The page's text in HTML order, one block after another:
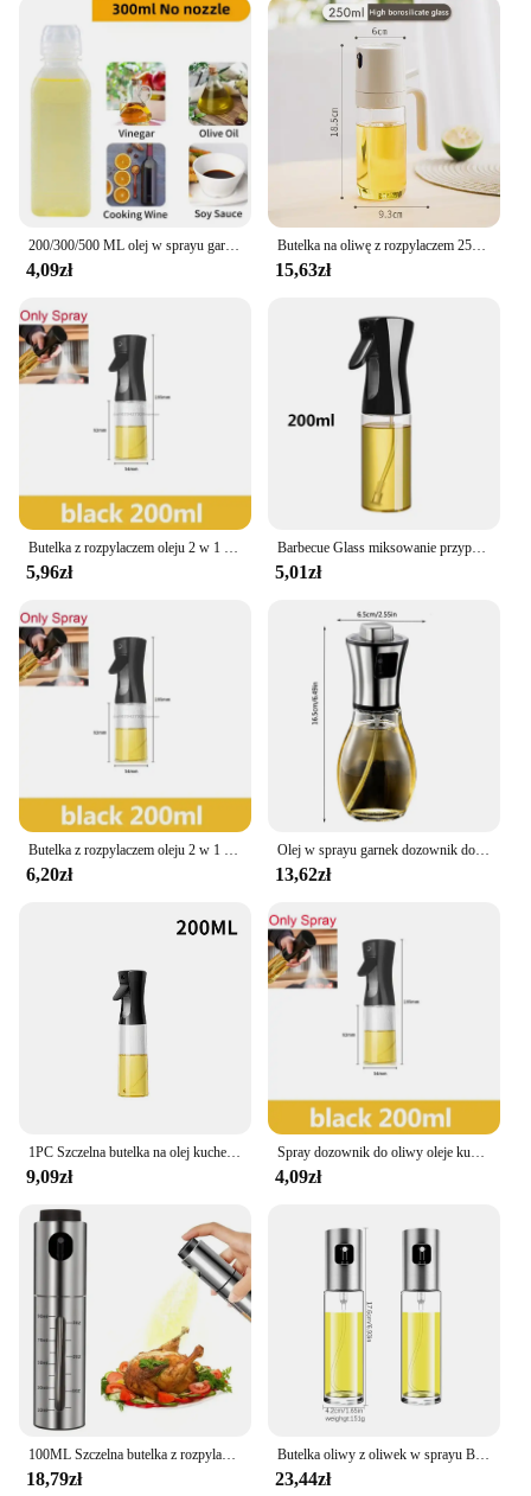
mechanic or a recreational boater, the rozpylacz
oleju Sos łodzi is your go-to tool for lubricating
boat engines, winches, and other machinery. Its
lightweight and compact size make it easy to store
and transport, ensuring that you have it on hand
whenever you need it. The wholesale options
available make it an attractive choice for vendors
and suppliers looking to stock high-quality, reliable
products for their customers.
**Built to Last**
The rozpylacz oleju Sos łodzi is not just a tool; it's
an investment in your boating experience. Its robust
construction and user-friendly design are built to
withstand the rigors of frequent use, making it a
reliable addition to any boating toolkit. Whether
you're maintaining your vessel or preparing for a
day out on the water, this sprayer is the perfect
companion for ensuring your boat's smooth
operation. With its precise spray control and
durable materials, it's a set that's both functional and
built to last.
200/300/500 ML olej w sprayu garnek kuchenny do użytku domowego jadalny oliwkowy butelka na oliwę z rozpylaczem rozpylony mglisty zbiornik paliwa beztłuszczowa frytownica butelka z rozpylaczem
4,09zł
Butelka na oliwę z rozpylaczem 250ml wysokiej jakości szkło borokrzemowe dozowniki olej spożywczy oliwkowego dozownik do oliwy Mister do pieczenia sałatek beztłuszczowa frytownica
15,63zł
Butelka z rozpylaczem oleju 2 w 1 Plastikowa kuchnia Grill Gotowanie Dozownik oliwy z oliwek Słoik na olej Pieczenie Ocet Sos sojowy Pojemnik na spray
5,96zł
Barbecue Glass miksowanie przyprawy do butelek ocet sojowy Spray olejarka butelka przyprawy zestaw kuchenny dozownik oleju
5,01zł
Butelka z rozpylaczem oleju 2 w 1 Plastikowa kuchnia Grill Gotowanie Dozownik oliwy z oliwek Słoik na olej Pieczenie Ocet Sos sojowy Pojemnik na spray
6,20zł
Olej w sprayu garnek dozownik do oliwy do gotowania butelka z rozpylaczem grilla wielofunkcyjny beztłuszczowa frytownica szklany wysokociśnieniowy olej do pieczenia garnek
13,62zł
9,09zł 4,09zł
18,79zł
Butelka oliwy z oliwek w sprayu Butelka oleju rzepakowego Spritzer do frytkownicy Gotowanie Dozownik oleju do pieczenia Bbq Sałatka Narzędzia kuchenne
23,44zł